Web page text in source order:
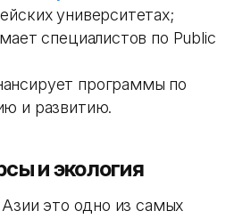
университетах;
специалистов по Public
программы по
и развитию.
и экология
это одно из самых